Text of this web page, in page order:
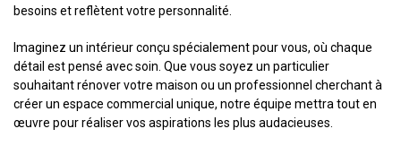
besoins et reflètent votre personnalité.
Imaginez un intérieur conçu spécialement pour vous, où chaque
détail est pensé avec soin. Que vous soyez un particulier
souhaitant rénover votre maison ou un professionnel cherchant à
créer un espace commercial unique, notre équipe mettra tout en
œuvre pour réaliser vos aspirations les plus audacieuses.